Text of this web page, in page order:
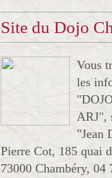
Site du Dojo
Vous
les
ARJ",
"Jean
Pierre Cot, 185 quai
73000 Chambéry,